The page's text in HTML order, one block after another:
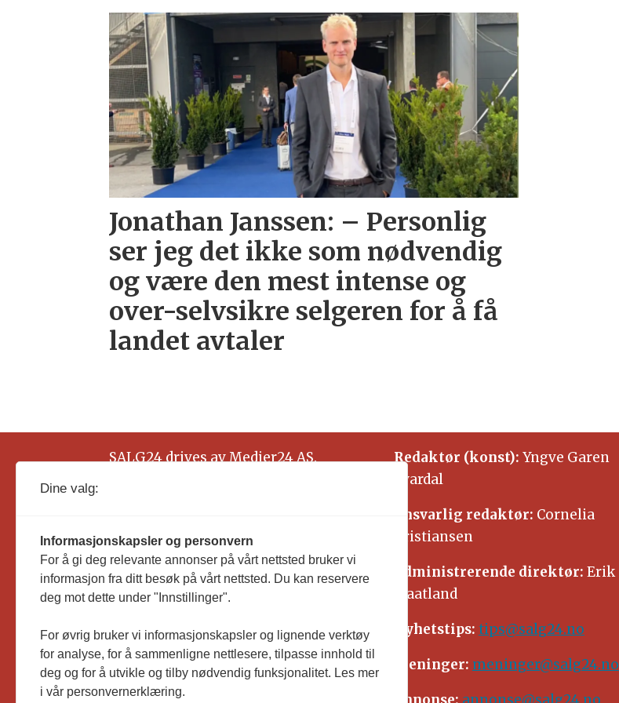
0311222
Jonathan Janssen: – Personlig
ser jeg det ikke som nødvendig
og være den mest intense og
over-selvsikre selgeren for å få
landet avtaler
SALG24 drives av Medier24 AS.
Redaktør (konst): Yngve Garen
Svardal
Ansvarlig redaktør: Cornelia
Kristiansen
Administrerende direktør: Erik
Waatland
Nyhetstips: tips@salg24.no
Meninger: meninger@salg24.no
Dine valg:
Informasjonskapsler og personvern
For å gi deg relevante annonser på vårt nettsted bruker vi
informasjon fra ditt besøk på vårt nettsted. Du kan reservere
deg mot dette under "Innstillinger".
For øvrig bruker vi informasjonskapsler og lignende verktøy
for analyse, for å sammenligne nettlesere, tilpasse innhold til
deg og for å utvikle og tilby nødvendig funksjonalitet. Les mer
i vår personvernerklæring.